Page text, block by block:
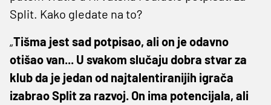
Split. Kako gledate na to?
„Tišma jest sad potpisao, ali on je odavno
otišao van... U svakom slučaju dobra stvar za
klub da je jedan od najtalentiranijih igrača
izabrao Split za razvoj. On ima potencijala, ali